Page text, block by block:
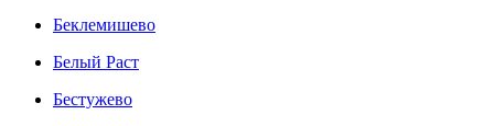
Беклемишево
Белый Раст
Бестужево